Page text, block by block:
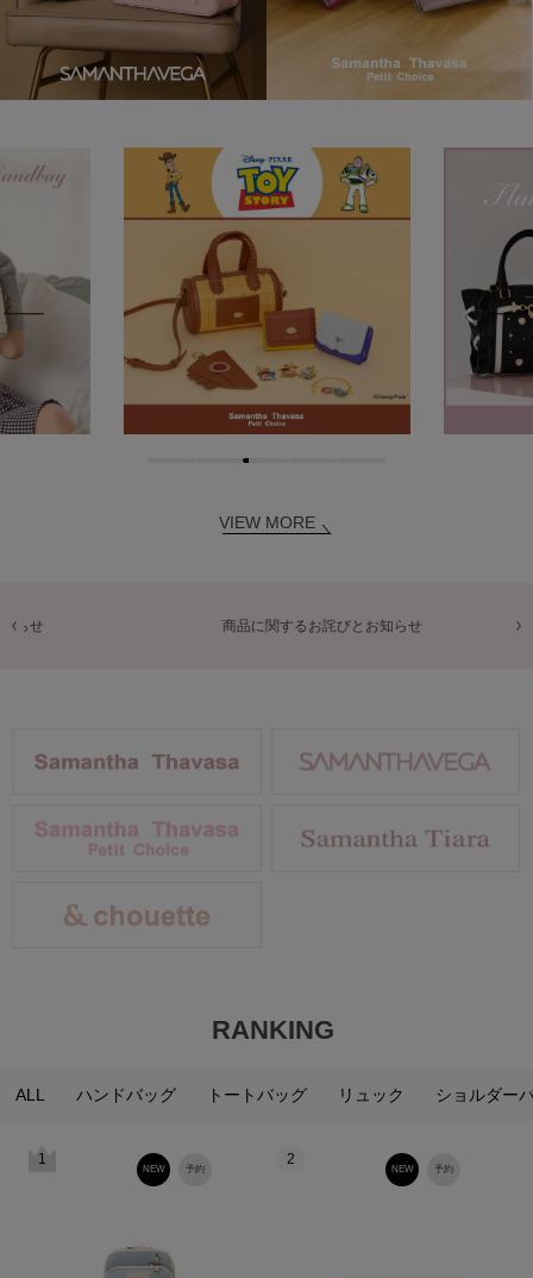
VIEW MORE
商品に関するお詫びとお知らせ
RANKING
ALL ハンドバッグ トートバッグ リュック ショルダー
1
予約
NEW
2
予約
NEW